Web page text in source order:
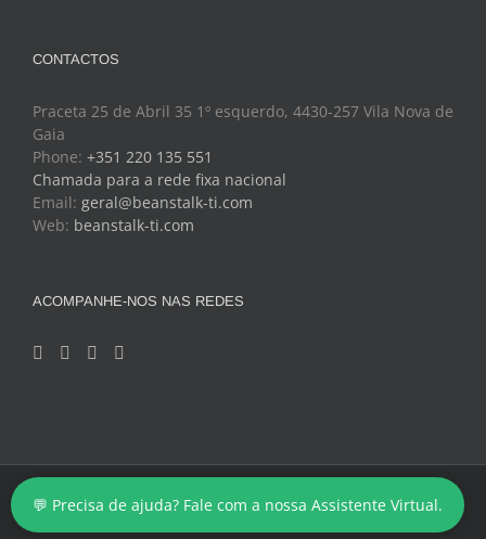
CONTACTOS
Praceta 25 de Abril 35 1º esquerdo, 4430-257 Vila Nova de
Gaia
Phone: +351 220 135 551
Chamada para a rede fixa nacional
Email: geral@beanstalk-ti.com
Web: beanstalk-ti.com
ACOMPANHE-NOS NAS REDES
Copyright 2024 - BeanStalk - Tecnologias de Informação
Facebook
TwitterYouTube
LinkedIn
💬 Precisa de ajuda? Fale com a nossa Assistente Virtual.